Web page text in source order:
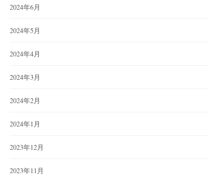
2024年6月
2024年5月
2024年4月
2024年3月
2024年2月
2024年1月
2023年12月
2023年11月